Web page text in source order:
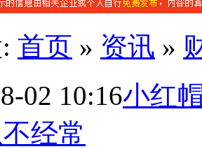
首页 » 资讯 »
02 10:16小红
经常